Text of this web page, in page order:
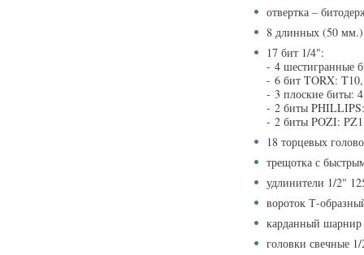
отвертка –
8 длинных (50 мм.)
17 бит 1/4":
- 4
- 6 бит TORX:
- 3 плоские
- 2 биты
- 2 биты POZI:
18 торцевых
трещотка с
удлинители 1/2"
вороток Т-
карданный
головки свечные